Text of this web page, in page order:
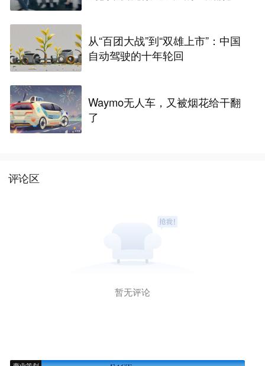
从“百团大战”到“双雄上市”：中国
自动驾驶的十年轮回
Waymo无人车，又被烟花给干翻
了
评论区
暂无评论